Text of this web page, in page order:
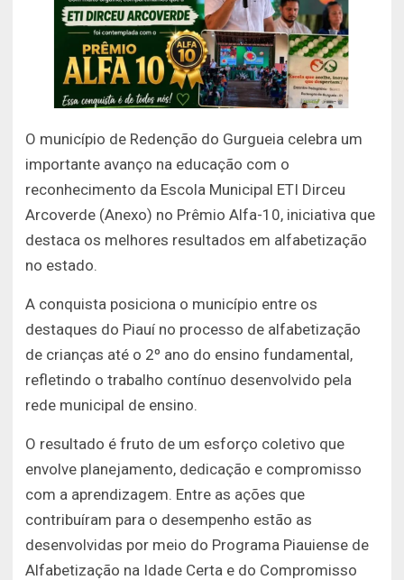
O município de Redenção do Gurgueia celebra um
importante avanço na educação com o
reconhecimento da Escola Municipal ETI Dirceu
Arcoverde (Anexo) no Prêmio Alfa-10, iniciativa que
destaca os melhores resultados em alfabetização
no estado.
A conquista posiciona o município entre os
destaques do Piauí no processo de alfabetização
de crianças até o 2º ano do ensino fundamental,
refletindo o trabalho contínuo desenvolvido pela
rede municipal de ensino.
O resultado é fruto de um esforço coletivo que
envolve planejamento, dedicação e compromisso
com a aprendizagem. Entre as ações que
contribuíram para o desempenho estão as
desenvolvidas por meio do Programa Piauiense de
Alfabetização na Idade Certa e do Compromisso